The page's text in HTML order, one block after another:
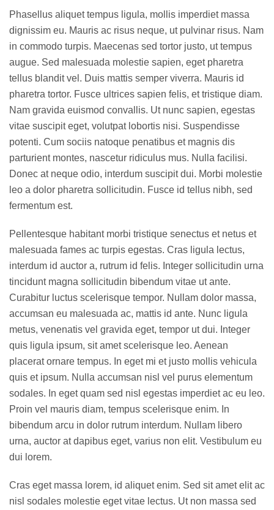
Phasellus aliquet tempus ligula, mollis imperdiet massa
dignissim eu. Mauris ac risus neque, ut pulvinar risus. Nam
in commodo turpis. Maecenas sed tortor justo, ut tempus
augue. Sed malesuada molestie sapien, eget pharetra
tellus blandit vel. Duis mattis semper viverra. Mauris id
pharetra tortor. Fusce ultrices sapien felis, et tristique diam.
Nam gravida euismod convallis. Ut nunc sapien, egestas
vitae suscipit eget, volutpat lobortis nisi. Suspendisse
potenti. Cum sociis natoque penatibus et magnis dis
parturient montes, nascetur ridiculus mus. Nulla facilisi.
Donec at neque odio, interdum suscipit dui. Morbi molestie
leo a dolor pharetra sollicitudin. Fusce id tellus nibh, sed
fermentum est.
Pellentesque habitant morbi tristique senectus et netus et
malesuada fames ac turpis egestas. Cras ligula lectus,
interdum id auctor a, rutrum id felis. Integer sollicitudin urna
tincidunt magna sollicitudin bibendum vitae ut ante.
Curabitur luctus scelerisque tempor. Nullam dolor massa,
accumsan eu malesuada ac, mattis id ante. Nunc ligula
metus, venenatis vel gravida eget, tempor ut dui. Integer
quis ligula ipsum, sit amet scelerisque leo. Aenean
placerat ornare tempus. In eget mi et justo mollis vehicula
quis et ipsum. Nulla accumsan nisl vel purus elementum
sodales. In eget quam sed nisl egestas imperdiet ac eu leo.
Proin vel mauris diam, tempus scelerisque enim. In
bibendum arcu in dolor rutrum interdum. Nullam libero
urna, auctor at dapibus eget, varius non elit. Vestibulum eu
dui lorem.
Cras eget massa lorem, id aliquet enim. Sed sit amet elit ac
nisl sodales molestie eget vitae lectus. Ut non massa sed